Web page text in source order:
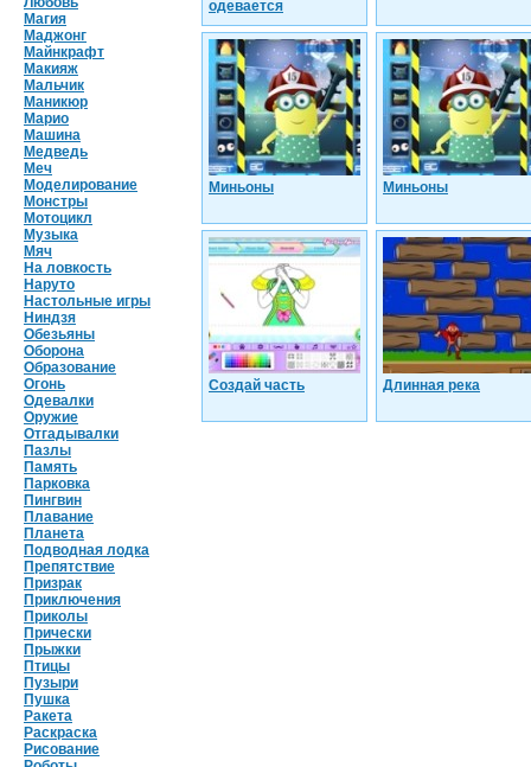
Магия
Маджонг
Майнкрафт
Макияж
Мальчик
Маникюр
Марио
Машина
Медведь
Меч
Моделирование
Монстры
Мотоцикл
Музыка
Мяч
На ловкость
Наруто
Настольные игры
Ниндзя
Обезьяны
Оборона
Образование
Огонь
Одевалки
Оружие
Отгадывалки
Пазлы
Память
Парковка
Пингвин
Плавание
Планета
Подводная лодка
Препятствие
Призрак
Приключения
Приколы
Прически
Прыжки
Птицы
Пузыри
Пушка
Ракета
Раскраска
Рисование
одевается
Миньоны Миньоны
Создай часть Длинная река